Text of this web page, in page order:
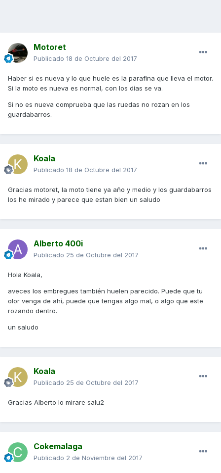
Motoret
Publicado 18 de Octubre del 2017
Haber si es nueva y lo que huele es la parafina que lleva el motor.
Si la moto es nueva es normal, con los días se va.
Si no es nueva comprueba que las ruedas no rozan en los
guardabarros.
Koala
Publicado 18 de Octubre del 2017
Gracias motoret, la moto tiene ya año y medio y los guardabarros
los he mirado y parece que estan bien un saludo
Alberto 400i
Publicado 25 de Octubre del 2017
Hola Koala,
aveces los embregues también huelen parecido. Puede que tu
olor venga de ahí, puede que tengas algo mal, o algo que este
rozando dentro.
un saludo
Koala
Publicado 25 de Octubre del 2017
Gracias Alberto lo mirare salu2
Cokemalaga
Publicado 2 de Noviembre del 2017